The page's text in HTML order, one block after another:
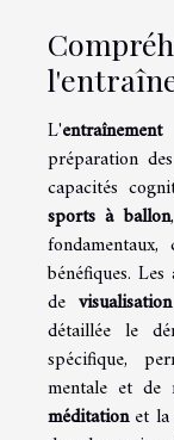
L'
préparation
capacités
sports à ballon
bénéfiques.
devisualisation
détaillée le
spécifique,
mentale et de
méditationet la